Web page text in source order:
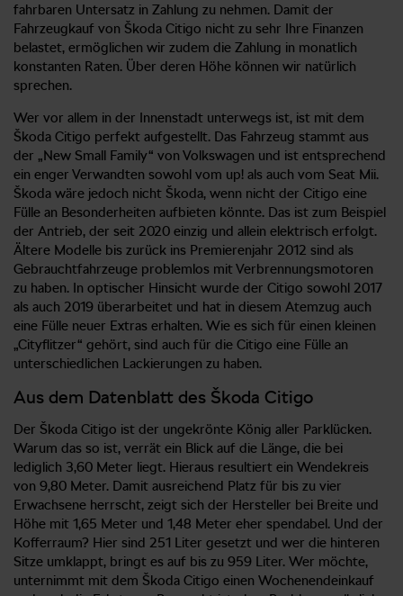
fahrbaren Untersatz in Zahlung zu nehmen. Damit der
Fahrzeugkauf von Škoda Citigo nicht zu sehr Ihre Finanzen
belastet, ermöglichen wir zudem die Zahlung in monatlich
konstanten Raten. Über deren Höhe können wir natürlich
sprechen.
Wer vor allem in der Innenstadt unterwegs ist, ist mit dem
Škoda Citigo perfekt aufgestellt. Das Fahrzeug stammt aus
der „New Small Family“ von Volkswagen und ist entsprechend
ein enger Verwandten sowohl vom up! als auch vom Seat Mii.
Škoda wäre jedoch nicht Škoda, wenn nicht der Citigo eine
Fülle an Besonderheiten aufbieten könnte. Das ist zum Beispiel
der Antrieb, der seit 2020 einzig und allein elektrisch erfolgt.
Ältere Modelle bis zurück ins Premierenjahr 2012 sind als
Gebrauchtfahrzeuge problemlos mit Verbrennungsmotoren
zu haben. In optischer Hinsicht wurde der Citigo sowohl 2017
als auch 2019 überarbeitet und hat in diesem Atemzug auch
eine Fülle neuer Extras erhalten. Wie es sich für einen kleinen
„Cityflitzer“ gehört, sind auch für die Citigo eine Fülle an
unterschiedlichen Lackierungen zu haben.
Aus dem Datenblatt des Škoda Citigo
Der Škoda Citigo ist der ungekrönte König aller Parklücken.
Warum das so ist, verrät ein Blick auf die Länge, die bei
lediglich 3,60 Meter liegt. Hieraus resultiert ein Wendekreis
von 9,80 Meter. Damit ausreichend Platz für bis zu vier
Erwachsene herrscht, zeigt sich der Hersteller bei Breite und
Höhe mit 1,65 Meter und 1,48 Meter eher spendabel. Und der
Kofferraum? Hier sind 251 Liter gesetzt und wer die hinteren
Sitze umklappt, bringt es auf bis zu 959 Liter. Wer möchte,
unternimmt mit dem Škoda Citigo einen Wochenendeinkauf